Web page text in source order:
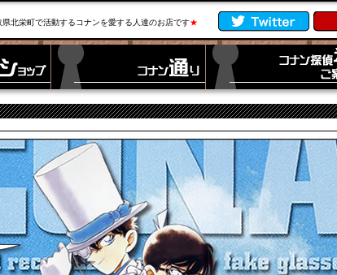
北栄町で活動するコナンを愛する人達のお店です★